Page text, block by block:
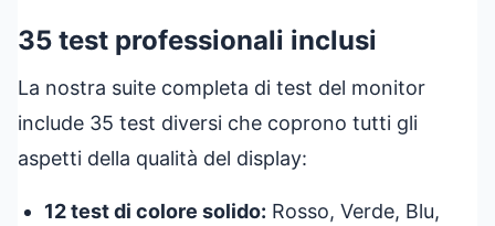
35 test professionali inclusi
La nostra suite completa di test del monitor
include 35 test diversi che coprono tutti gli
aspetti della qualità del display:
12 test di colore solido: Rosso, Verde, Blu,